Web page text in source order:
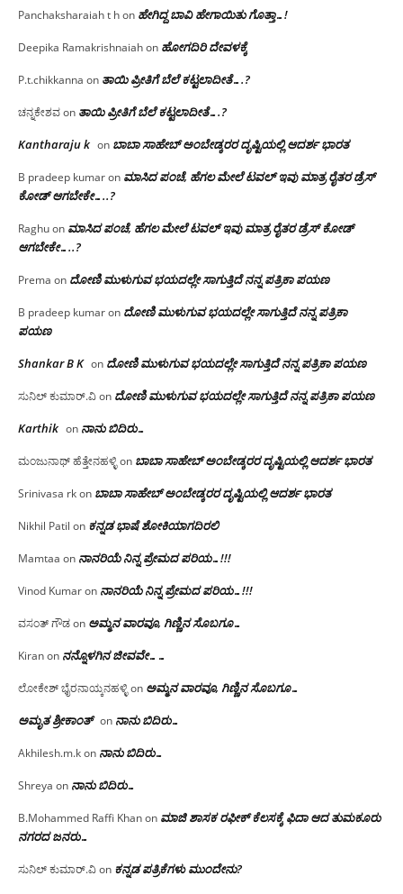
Panchaksharaiah t hon ಹೇಗಿದ್ದ ಬಾವಿ ಹೇಗಾಯಿತು ಗೊತ್ತಾ…!
Deepika Ramakrishnaiahon ಹೋಗದಿರಿ ದೇವಳಕ್ಕೆ
P.t.chikkanna on ತಾಯಿ ಪ್ರೀತಿಗೆ ಬೆಲೆ ಕಟ್ಟಲಾದೀತೆ….?
ಚನ್ನಕೇಶವon ತಾಯಿ ಪ್ರೀತಿಗೆ ಬೆಲೆ ಕಟ್ಟಲಾದೀತೆ….?
Kantharaju k on ಬಾಬಾ ಸಾಹೇಬ್ ಅಂಬೇಡ್ಕರರ ದೃಷ್ಟಿಯಲ್ಲಿ ಆದರ್ಶ ಭಾರತ
B pradeep kumaron ಮಾಸಿದ ಪಂಚೆ, ಹೆಗಲ ಮೇಲೆ ಟವಲ್‌ ಇವು ಮಾತ್ರ ರೈತರ ಡ್ರೆಸ್‌
ಕೋಡ್ ಆಗಬೇಕೇ…..?‌
Raghuon ಮಾಸಿದ ಪಂಚೆ, ಹೆಗಲ ಮೇಲೆ ಟವಲ್‌ ಇವು ಮಾತ್ರ ರೈತರ ಡ್ರೆಸ್‌ ಕೋಡ್
ಆಗಬೇಕೇ…..?‌
Prema on ದೋಣಿ ಮುಳುಗುವ ಭಯದಲ್ಲೇ ಸಾಗುತ್ತಿದೆ ನನ್ನ ಪತ್ರಿಕಾ ಪಯಣ
B pradeep kumaron ದೋಣಿ ಮುಳುಗುವ ಭಯದಲ್ಲೇ ಸಾಗುತ್ತಿದೆ ನನ್ನ ಪತ್ರಿಕಾ
ಪಯಣ
Shankar B K on ದೋಣಿ ಮುಳುಗುವ ಭಯದಲ್ಲೇ ಸಾಗುತ್ತಿದೆ ನನ್ನ ಪತ್ರಿಕಾ ಪಯಣ
ಸುನಿಲ್ ಕುಮಾರ್.ವಿon ದೋಣಿ ಮುಳುಗುವ ಭಯದಲ್ಲೇ ಸಾಗುತ್ತಿದೆ ನನ್ನ ಪತ್ರಿಕಾ ಪಯಣ
Karthik on ನಾನು ಬಿದಿರು…
ಮಂಜುನಾಥ್ ಹೆತ್ತೇನಹಳ್ಳಿon ಬಾಬಾ ಸಾಹೇಬ್ ಅಂಬೇಡ್ಕರರ ದೃಷ್ಟಿಯಲ್ಲಿ ಆದರ್ಶ ಭಾರತ
Srinivasa rkon ಬಾಬಾ ಸಾಹೇಬ್ ಅಂಬೇಡ್ಕರರ ದೃಷ್ಟಿಯಲ್ಲಿ ಆದರ್ಶ ಭಾರತ
Nikhil Patil on ಕನ್ನಡ ಭಾಷೆ ಶೋಕಿಯಾಗದಿರಲಿ
Mamtaa on ನಾನರಿಯೆ ನಿನ್ನ ಪ್ರೇಮದ ಪರಿಯ…!!!
Vinod Kumaron ನಾನರಿಯೆ ನಿನ್ನ ಪ್ರೇಮದ ಪರಿಯ…!!!
ವಸಂತ್ ಗೌಡon ಅಮ್ಮನ ವಾರವೂ, ಗಿಣ್ಣಿನ ಸೊಬಗೂ…
Kiranon ನನ್ನೊಳಗಿನ ಜೀವವೇ……
ಲೋಕೇಶ್ ಭೈರನಾಯ್ಕನಹಳ್ಳಿon ಅಮ್ಮನ ವಾರವೂ, ಗಿಣ್ಣಿನ ಸೊಬಗೂ…
ಅಮೃತ ಶ್ರೀಕಾಂತ್ on ನಾನು ಬಿದಿರು…
Akhilesh.m.kon ನಾನು ಬಿದಿರು…
Shreya on ನಾನು ಬಿದಿರು…
B.Mohammed Raffi Khanon ಮಾಜಿ ಶಾಸಕ ರಫೀಕ್ ಕೆಲಸಕ್ಕೆ ಫಿದಾ ಆದ ತುಮಕೂರು
ನಗರದ ಜನರು…
ಸುನಿಲ್ ಕುಮಾರ್.ವಿon ಕನ್ನಡ ಪತ್ರಿಕೆಗಳು ಮುಂದೇನು?